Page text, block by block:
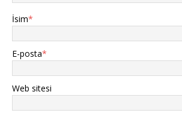
İsim*
E-posta*
Web sitesi